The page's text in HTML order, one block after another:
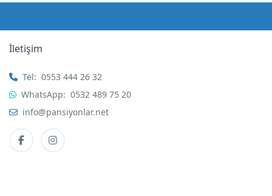
İletişim
Tel: 0553 444 26 32
WhatsApp: 0532 489 75 20
info@pansiyonlar.net